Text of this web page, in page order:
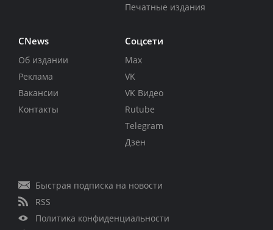
Печатные издания
CNews
Об издании
Реклама
Вакансии
Контакты
Соцсети
Max
VK
VK Видео
Rutube
Telegram
Дзен
Быстрая подписка на новости
RSS
Политика конфиденциальности